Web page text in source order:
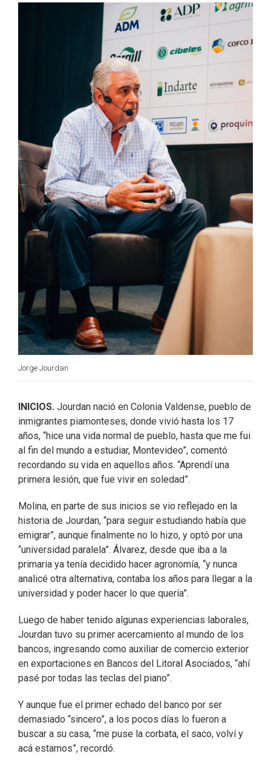
Jorge Jourdan
INICIOS. Jourdan nació en Colonia Valdense, pueblo de
inmigrantes piamonteses, donde vivió hasta los 17
años, “hice una vida normal de pueblo, hasta que me fui
al fin del mundo a estudiar, Montevideo”, comentó
recordando su vida en aquellos años. “Aprendí una
primera lesión, que fue vivir en soledad”.
Molina, en parte de sus inicios se vio reflejado en la
historia de Jourdan, “para seguir estudiando había que
emigrar”, aunque finalmente no lo hizo, y optó por una
“universidad paralela”. Álvarez, desde que iba a la
primaria ya tenía decidido hacer agronomía, “y nunca
analicé otra alternativa, contaba los años para llegar a la
universidad y poder hacer lo que quería”.
Luego de haber tenido algunas experiencias laborales,
Jourdan tuvo su primer acercamiento al mundo de los
bancos, ingresando como auxiliar de comercio exterior
en exportaciones en Bancos del Litoral Asociados, “ahí
pasé por todas las teclas del piano”.
Y aunque fue el primer echado del banco por ser
demasiado “sincero”, a los pocos días lo fueron a
buscar a su casa, “me puse la corbata, el saco, volví y
acá estamos”, recordó.